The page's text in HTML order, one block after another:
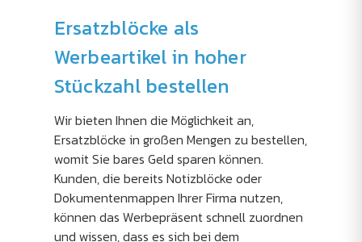
Ersatzblöcke als
Werbeartikel in hoher
Stückzahl bestellen
Wir bieten Ihnen die Möglichkeit an,
Ersatzblöcke in großen Mengen zu bestellen,
womit Sie bares Geld sparen können.
Kunden, die bereits Notizblöcke oder
Dokumentenmappen Ihrer Firma nutzen,
können das Werbepräsent schnell zuordnen
und wissen, dass es sich bei dem